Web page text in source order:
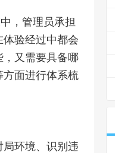
，管理员承担
验经过中都会
又需要具备哪
面进行体系梳
环境、识别违